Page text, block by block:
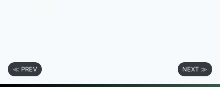
≪ PREV NEXT ≫